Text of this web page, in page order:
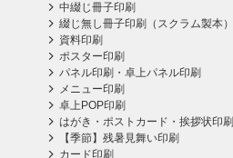
中綴じ冊子印刷
綴じ無し冊子印刷（スクラム製本）
資料印刷
ポスター印刷
パネル印刷・卓上パネル印刷
メニュー印刷
卓上POP印刷
はがき・ポストカード・挨拶状印刷
【季節】残暑見舞い印刷
カード印刷